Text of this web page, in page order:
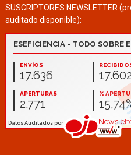
SUSCRIPTORES NEWSLETTER
auditado disponible):